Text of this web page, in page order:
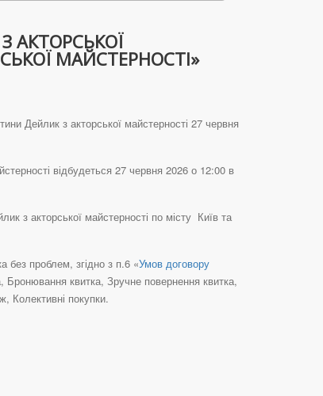
АКТОРСЬКОЇ
МАЙСТЕРНОСТІ»
Дейлик з акторської майстерності 27 червня
відбудеться 27 червня 2026 о 12:00 в
з акторської майстерності по місту Київ та
без проблем, згідно з п.6 «Умов договору
квитка, Зручне повернення квитка,
Колективні покупки.